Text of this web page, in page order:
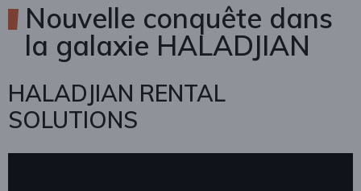
Nouvelle conquête dans
la galaxie HALADJIAN
HALADJIAN RENTAL
SOLUTIONS